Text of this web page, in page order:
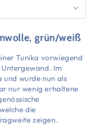
grün/weiß
Tunika vorwiegend
Im
wurde nun als
nur wenig erhaltene
die
zeigen.